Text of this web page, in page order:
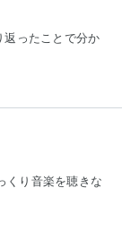
返ったことで分か
くり音楽を聴きな